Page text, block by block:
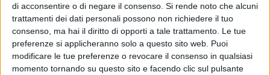
di acconsentire o di negare il consenso. Si rende noto che alcuni
trattamenti dei dati personali possono non richiedere il tuo
consenso, ma hai il diritto di opporti a tale trattamento. Le tue
preferenze si applicheranno solo a questo sito web. Puoi
modificare le tue preferenze o revocare il consenso in qualsiasi
momento tornando su questo sito e facendo clic sul pulsante
BISCEGLIE - 29 GIUGNO 2026
Luglio di grandi firme alle Vecchie Segherie
Mastrototaro: il programma completo